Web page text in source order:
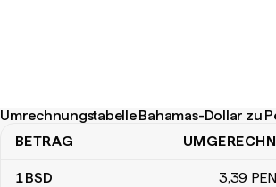
Umrechnungstabelle Bahamas-Dollar zu
Umrechnungstabelle Bahamas-Dollar zu
BETRAG
1BSD 3,39 PEN